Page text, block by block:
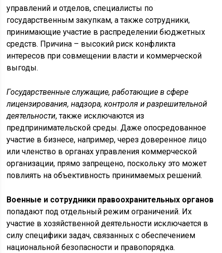
управлений и отделов, специалисты по
государственным закупкам, а также сотрудники,
принимающие участие в распределении бюджетных
средств. Причина – высокий риск конфликта
интересов при совмещении власти и коммерческой
выгоды.
Государственные служащие, работающие в сфере
лицензирования, надзора, контроля и разрешительной
деятельности, также исключаются из
предпринимательской среды. Даже опосредованное
участие в бизнесе, например, через доверенное лицо
или членство в органах управления коммерческой
организации, прямо запрещено, поскольку это может
повлиять на объективность принимаемых решений.
Военные и сотрудники правоохранительных органов
попадают под отдельный режим ограничений. Их
участие в хозяйственной деятельности исключается в
силу специфики задач, связанных с обеспечением
национальной безопасности и правопорядка.